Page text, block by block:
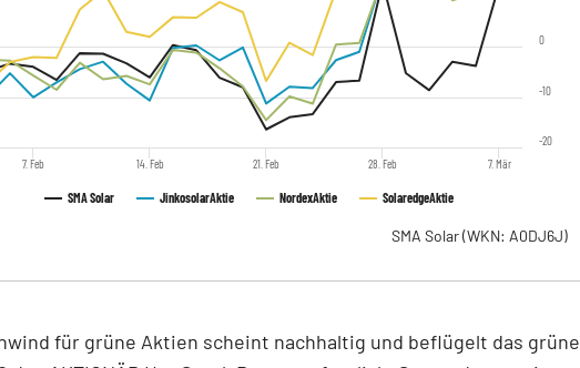
SMA Solar JinkosolarAktie NordexAktie SolaredgeAktie
7. Feb 14. Feb 21. Feb 28. Feb 7. Mär
-20
-10
0
SMA Solar(WKN: A0DJ6J)
für grüne Aktien scheint nachhaltig und beflügelt das grüne